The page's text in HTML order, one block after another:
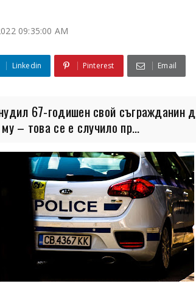
09:35:00 AM
Linkedin Pinterest Email
67-годишен свой съгражданин
– това се е случило пр...